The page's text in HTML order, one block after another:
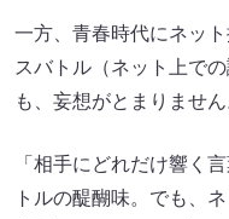
一方、青春時代にネッ
スバトル（ネット上で
も、妄想がとまりません
「相手にどれだけ響く
トルの醍醐味。でも、